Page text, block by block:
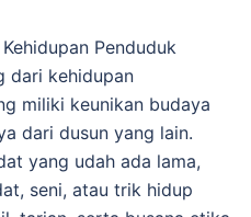
Penduduk
dari kehidupan
miliki keunikan budaya
dari dusun yang lain.
yang udah ada lama,
seni, atau trik hidup